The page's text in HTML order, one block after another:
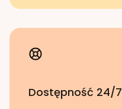
Dostępność 24/7